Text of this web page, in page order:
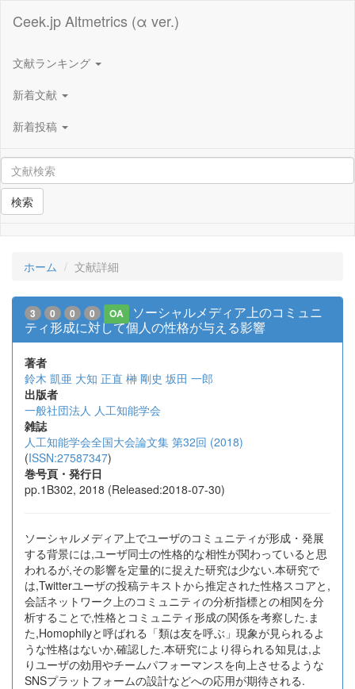
Ceek.jp Altmetrics (α ver.)
文献ランキング
新着文献
新着投稿
検索
ホーム 文献詳細
3 0 0 0 OA
ソーシャルメディア上のコミュニ
ティ形成に対して個人の性格が与える影響
著者
鈴木 凱亜 大知 正直 榊 剛史 坂田 一郎
出版者
一般社団法人 人工知能学会
雑誌
人工知能学会全国大会論文集 第32回 (2018)
(ISSN:27587347)
巻号頁・発行日
pp.1B302, 2018 (Released:2018-07-30)
ソーシャルメディア上でユーザのコミュニティが形成・発展
する背景には,ユーザ同士の性格的な相性が関わっていると思
われるが,その影響を定量的に捉えた研究は少ない.本研究で
は,Twitterユーザの投稿テキストから推定された性格スコアと,
会話ネットワーク上のコミュニティの分析指標との相関を分
析することで,性格とコミュニティ形成の関係を考察した.ま
た,Homophilyと呼ばれる「類は友を呼ぶ」現象が見られるよ
うな性格はないか,確認した.本研究により得られる知見は,よ
りユーザの効用やチームパフォーマンスを向上させるような
SNSプラットフォームの設計などへの応用が期待される.